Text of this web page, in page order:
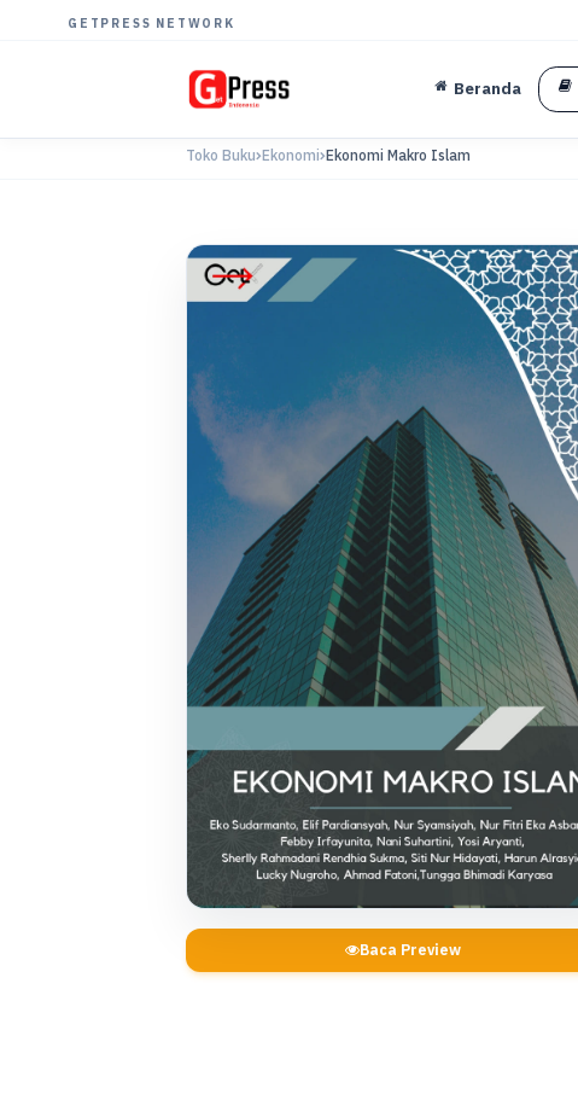
GETPRESS NETWORK
Beranda
Toko Buku Ekonomi Ekonomi Makro Islam
Baca Preview